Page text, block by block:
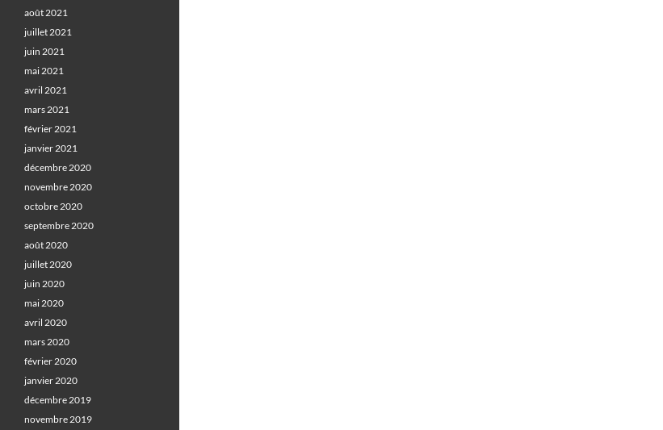
août 2021
juillet 2021
juin 2021
mai 2021
avril 2021
mars 2021
février 2021
janvier 2021
décembre 2020
novembre 2020
octobre 2020
septembre 2020
août 2020
juillet 2020
juin 2020
mai 2020
avril 2020
mars 2020
février 2020
janvier 2020
décembre 2019
novembre 2019